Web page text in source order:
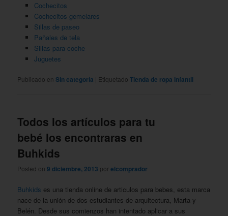
Cochecitos
Cochecitos gemelares
Sillas de paseo
Pañales de tela
Sillas para coche
Juguetes
Publicado en Sin categoría | Etiquetado Tienda de ropa infantil
Todos los artículos para tu
bebé los encontraras en
Buhkids
Posted on9 diciembre, 2013 porelcomprador
Buhkids es una tienda online de articulos para bebes, esta marca
nace de la unión de dos estudiantes de arquitectura, Marta y
Belén. Desde sus comienzos han intentado aplicar a sus